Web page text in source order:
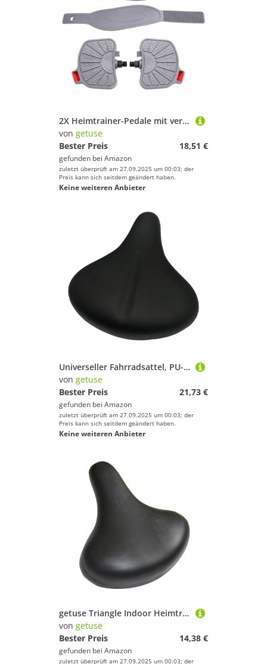
2X Heimtrainer-Pedale mit verstellbaren Riemen, Ersatzteile für stationäre Fahrräder, Liegeräder, Heim-Fitnessstudio, 9/16 oder 1/2 Zoll Gewinde- 0.56-Zoll-
von getuse
Bester Preis
18,51 €
gefunden bei Amazon
zuletzt überprüft am 27.09.2025 um 00:03; der
Preis kann sich seitdem geändert haben.
Keine weiteren Anbieter
Universeller Fahrradsattel, PU-Leder, breit, weicher Schaumstoff, regenfest, bequem, für Rennrad, Heimtrainer für Herren und Damen
von getuse
Bester Preis
21,73 €
gefunden bei Amazon
zuletzt überprüft am 27.09.2025 um 00:03; der
Preis kann sich seitdem geändert haben.
Keine weiteren Anbieter
getuse Triangle Indoor Heimtrainer Sattelkissen Ersatz Fahrradsitzbezug für Damen Herren (Größe L: 23 x 27,5 cm) - Größe S
von getuse
Bester Preis
14,38 €
gefunden bei Amazon
zuletzt überprüft am 27.09.2025 um 00:03; der